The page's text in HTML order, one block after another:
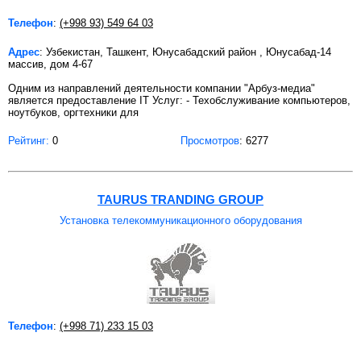
Телефон: (+998 93) 549 64 03
Адрес: Узбекистан, Ташкент, Юнусабадский район , Юнусабад-14
массив, дом 4-67
Одним из направлений деятельности компании "Арбуз-медиа"
является предоставление IT Услуг: - Техобслуживание компьютеров,
ноутбуков, оргтехники для
Рейтинг: 0 Просмотров: 6277
TAURUS TRANDING GROUP
Установка телекоммуникационного оборудования
Телефон: (+998 71) 233 15 03